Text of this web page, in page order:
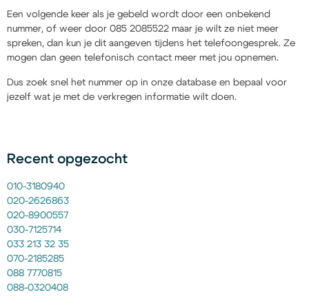
Een volgende keer als je gebeld wordt door een onbekend
nummer, of weer door 085 2085522 maar je wilt ze niet meer
spreken, dan kun je dit aangeven tijdens het telefoongesprek. Ze
mogen dan geen telefonisch contact meer met jou opnemen.
Dus zoek snel het nummer op in onze database en bepaal voor
jezelf wat je met de verkregen informatie wilt doen.
Recent opgezocht
010-3180940
020-2626863
020-8900557
030-7125714
033 213 32 35
070-2185285
088 7770815
088-0320408